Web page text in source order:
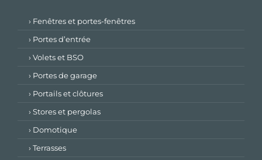
› Fenêtres et portes-fenêtres
› Portes d’entrée
› Volets et BSO
› Portes de garage
› Portails et clôtures
› Stores et pergolas
› Domotique
› Terrasses